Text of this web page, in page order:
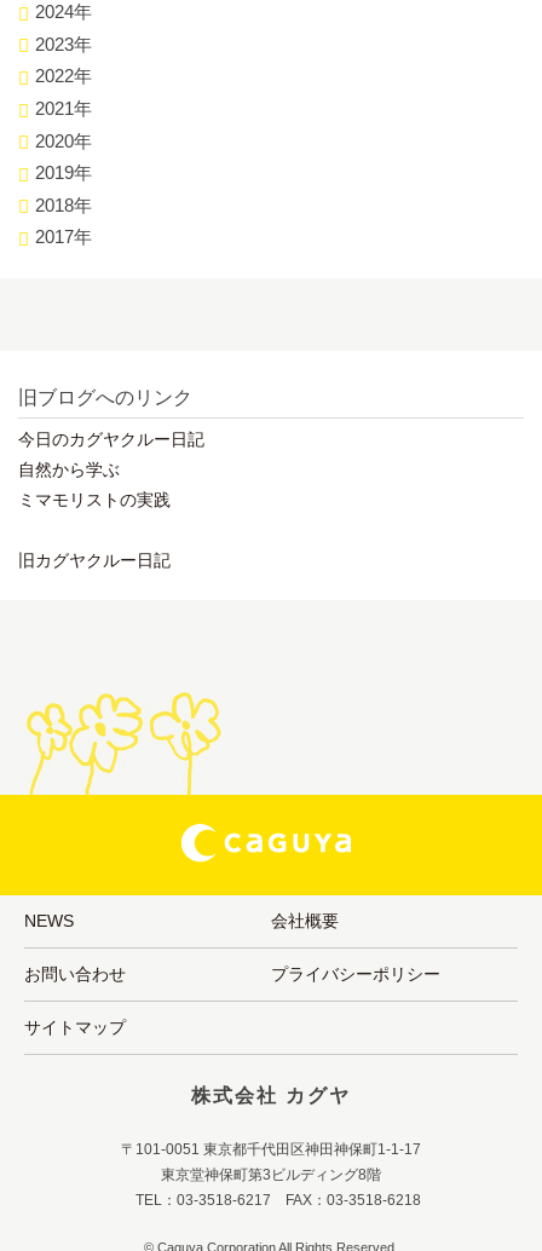
2024年
2023年
2022年
2021年
2020年
2019年
2018年
2017年
旧ブログへのリンク
今日のカグヤクルー日記
自然から学ぶ
ミマモリストの実践
旧カグヤクルー日記
NEWS 会社概要
お問い合わせ プライバシーポリシー
サイトマップ
株式会社 カグヤ
〒101-0051 東京都千代田区神田神保町1-1-17
東京堂神保町第3ビルディング8階
TEL：03-3518-6217 FAX：03-3518-6218
© Caguya Corporation All Rights Reserved.